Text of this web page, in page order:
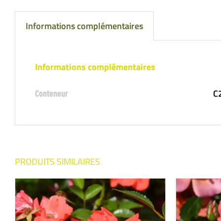
Informations complémentaires
Informations complémentaires
Conteneur
PRODUITS SIMILAIRES